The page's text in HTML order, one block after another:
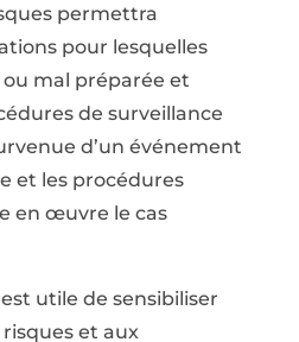
permettra
pour lesquelles
mal préparée et
de surveillance
d’un événement
et les procédures
en œuvre le cas
utile de sensibiliser
risques et aux